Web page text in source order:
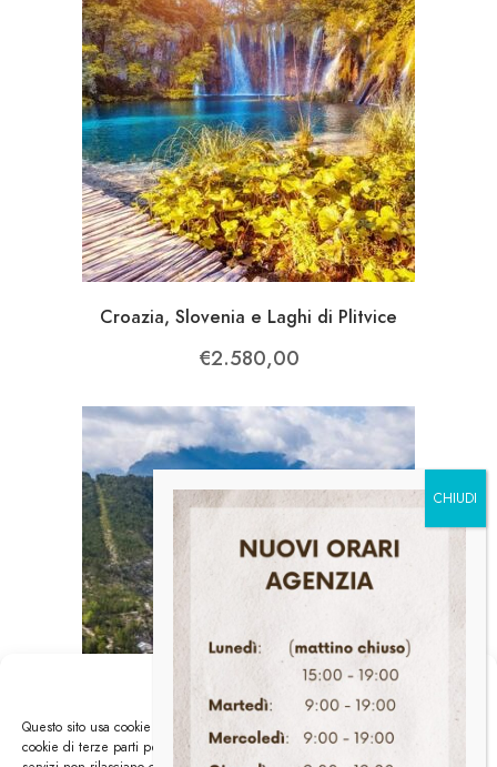
Gestisci i Cookies
Questo sito usa cookie di analytics per raccogliere dati in forma aggregata e
cookie di terze parti per migliorare l'esperienza utente. Generalmente i
Croazia, Slovenia e Laghi di Plitvice
€2.580,00